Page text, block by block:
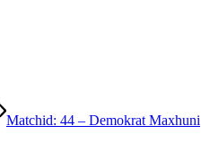
Matchid: 44 – Demokrat Maxhuni